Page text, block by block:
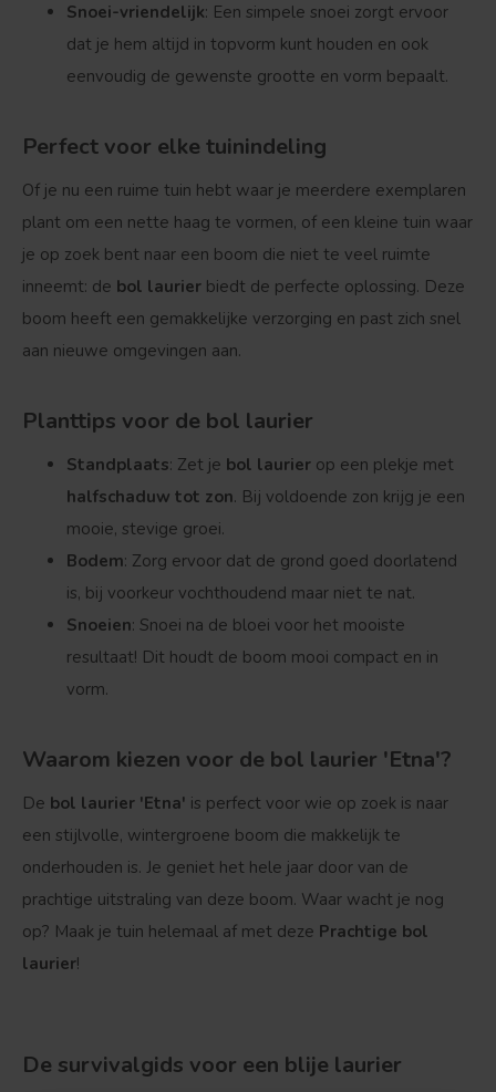
Snoei-vriendelijk: Een simpele snoei zorgt ervoor
dat je hem altijd in topvorm kunt houden en ook
eenvoudig de gewenste grootte en vorm bepaalt.
Perfect voor elke tuinindeling
Of je nu een ruime tuin hebt waar je meerdere exemplaren
plant om een nette haag te vormen, of een kleine tuin waar
je op zoek bent naar een boom die niet te veel ruimte
inneemt: de bol laurier biedt de perfecte oplossing. Deze
boom heeft een gemakkelijke verzorging en past zich snel
aan nieuwe omgevingen aan.
Planttips voor de bol laurier
Standplaats: Zet je bol laurier op een plekje met
halfschaduw tot zon. Bij voldoende zon krijg je een
mooie, stevige groei.
Bodem: Zorg ervoor dat de grond goed doorlatend
is, bij voorkeur vochthoudend maar niet te nat.
Snoeien: Snoei na de bloei voor het mooiste
resultaat! Dit houdt de boom mooi compact en in
vorm.
Waarom kiezen voor de bol laurier 'Etna'?
De bol laurier 'Etna' is perfect voor wie op zoek is naar
een stijlvolle, wintergroene boom die makkelijk te
onderhouden is. Je geniet het hele jaar door van de
prachtige uitstraling van deze boom. Waar wacht je nog
op? Maak je tuin helemaal af met deze Prachtige bol
laurier!
De survivalgids voor een blije laurier